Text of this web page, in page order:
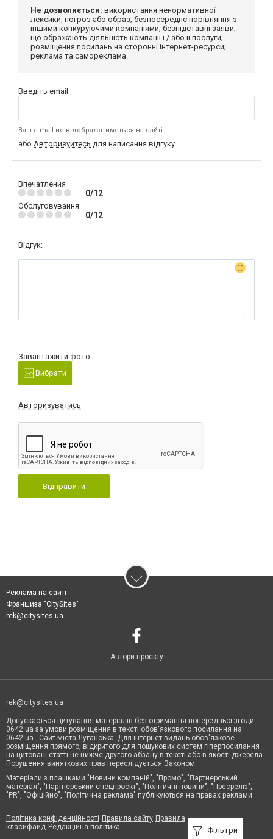
Не дозволяється: використання ненормативної
лексики, погроз або образ; безпосереднє порівняння з
іншими конкуруючими компаніями; безпідставні заяви,
що ображають діяльність компанії і / або її послуги;
розміщення посилань на сторонні інтернет-ресурси;
реклама та самореклама.
Введіть email:
Ваш e-mail не відображатиметься на сайті
або Авторизуйтесь для написання відгуку
Впечатления
0/12
Обслуговування
0/12
Відгук:
Завантажити фото:
Вибрати
Авторизуватись
Відправити
Фільтри
Реклама на сайті
Франшиза "CitySites"
rek@citysites.ua
Автори проєкту
rek@citysites.ua
Допускається цитування матеріалів без отримання попередньої згоди
0642.ua за умови розміщення в тексті обов'язкового посилання на
0642.ua - Сайт міста Луганська. Для інтернет-видань обов'язкове
розміщення прямого, відкритого для пошукових систем гіперпосилання
на цитовані статті не нижче другого абзацу в тексті або в якості джерела.
Порушення виняткових прав переслідується Законом.
Матеріали з плашками "Новини компаній", "Промо", "Партнерський
матеріал", "Партнерський спецпроєкт", "Політичні новини", "Пресреліз",
"PR", "Офіційно", "Політична реклама" публікуються на правах реклами.
Політика конфіденційності Правила сайту Правила
класифайд Редакційна політика